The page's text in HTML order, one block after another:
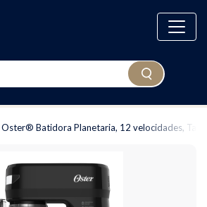
Oster® Batidora Planetaria, 12 velocidades,